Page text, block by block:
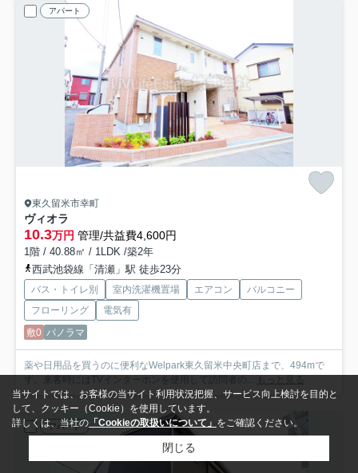
アパート
東久留米市幸町
ヴィオラ
10.3万円 管理/共益費4,600円
1階 / 40.88㎡ / 1LDK /築2年
西武池袋線「清瀬」駅 徒歩23分
バス・トイレ別 室内洗濯機置場 エアコン
バルコニー
フローリング
電気有
敷0 パノラマ
薬や日用品を買うのに便利なWelpark東久留米中央町店まで、494mで
す。来客時にはTVインターホンを使用して訪問者の... もっと見る
アパート
当サイトでは、お客様の当サイト利用状況把握、サービス向上検討を目的と
して、クッキー（Cookie）を使用しています。
詳しくは、当社の 「Cookieの取扱いについて」 をご確認ください。
閉じる